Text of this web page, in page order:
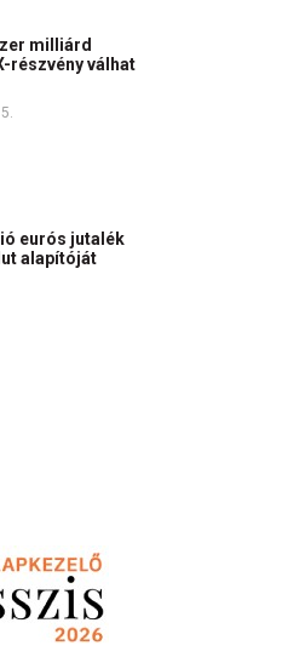
milliárd
részvény válhat
eurós jutalék
alapítóját